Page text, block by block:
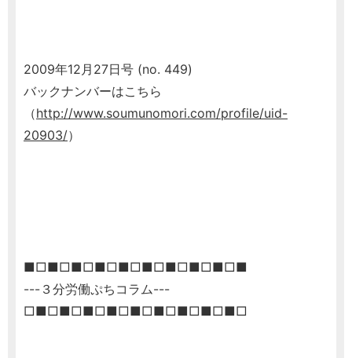
2009年12月27日号 (no. 449)
バックナンバーはこちら
（http://www.soumunomori.com/profile/uid-
20903/）
■□■□■□■□■□■□■□■□■□■
---３分労働ぷちコラム---
□■□■□■□■□■□■□■□■□■□